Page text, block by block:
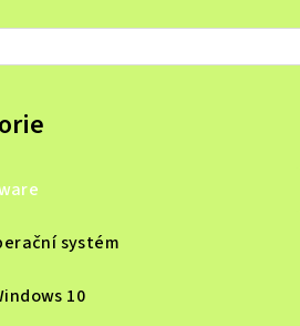
systém
10